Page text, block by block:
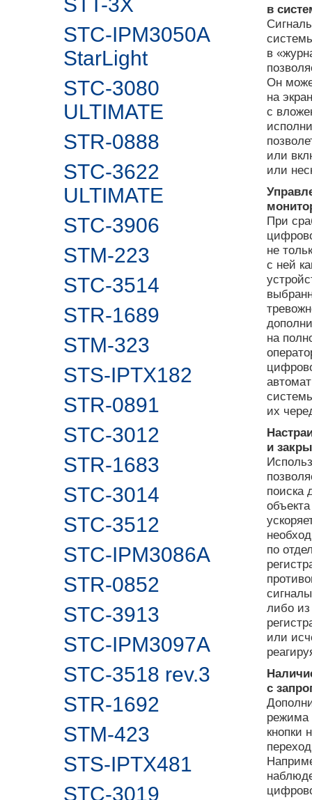
STC-IPM3050A
StarLight
STC-3080
ULTIMATE
STR-0888
STC-3622
ULTIMATE
STC-3906
STM-223
STC-3514
STR-1689
STM-323
STS-IPTX182
STR-0891
STC-3012
STR-1683
STC-3014
STC-3512
STC-IPM3086A
STR-0852
STC-3913
STC-IPM3097A
STC-3518 rev.3
STR-1692
STM-423
STS-IPTX481
STC-3019
в
в
Он
на
с
или
или
При
не
с ней
на
их
и
поиска
по
либо
или
с
режима
кнопки